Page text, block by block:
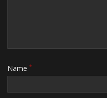
Name *